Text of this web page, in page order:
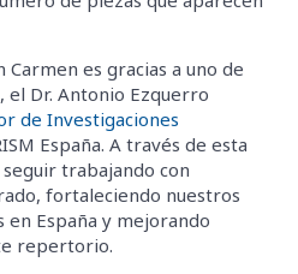
es gracias a uno de
el Dr. Antonio Ezquerro
de Investigaciones
España. A través de esta
trabajando con
fortaleciendo nuestros
en España y mejorando
repertorio.